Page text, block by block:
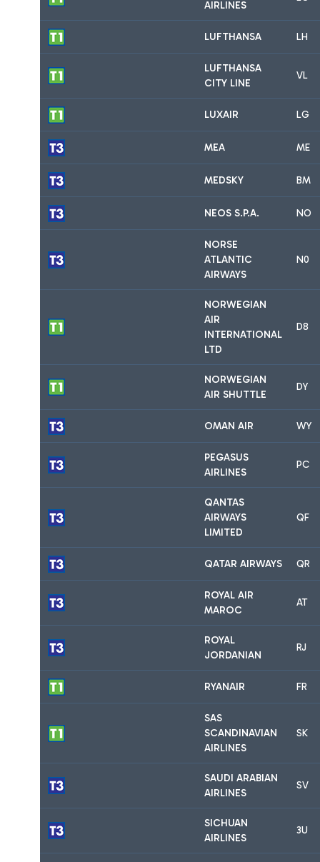
AIRLINES
LUFTHANSA LH
LUFTHANSA
CITY LINE
VL
LUXAIR LG
MEA ME
MEDSKY BM
NEOS S.P.A. NO
NORSE
ATLANTIC
AIRWAYS
N0
NORWEGIAN
AIR
INTERNATIONAL
LTD
D8
NORWEGIAN
AIR SHUTTLE
DY
OMAN AIR WY
PEGASUS
AIRLINES
PC
QANTAS
AIRWAYS
LIMITED
QF
QATAR AIRWAYS QR
ROYAL AIR
MAROC
AT
ROYAL
JORDANIAN
RJ
RYANAIR FR
SAS
SCANDINAVIAN
AIRLINES
SK
SAUDI ARABIAN
AIRLINES
SV
SICHUAN
AIRLINES
3U